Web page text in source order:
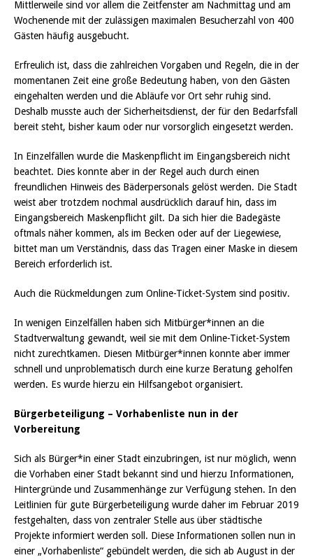
Mittlerweile sind vor allem die Zeitfenster am Nachmittag und am
Wochenende mit der zulässigen maximalen Besucherzahl von 400
Gästen häufig ausgebucht.
Erfreulich ist, dass die zahlreichen Vorgaben und Regeln, die in der
momentanen Zeit eine große Bedeutung haben, von den Gästen
eingehalten werden und die Abläufe vor Ort sehr ruhig sind.
Deshalb musste auch der Sicherheitsdienst, der für den Bedarfsfall
bereit steht, bisher kaum oder nur vorsorglich eingesetzt werden.
In Einzelfällen wurde die Maskenpflicht im Eingangsbereich nicht
beachtet. Dies konnte aber in der Regel auch durch einen
freundlichen Hinweis des Bäderpersonals gelöst werden. Die Stadt
weist aber trotzdem nochmal ausdrücklich darauf hin, dass im
Eingangsbereich Maskenpflicht gilt. Da sich hier die Badegäste
oftmals näher kommen, als im Becken oder auf der Liegewiese,
bittet man um Verständnis, dass das Tragen einer Maske in diesem
Bereich erforderlich ist.
Auch die Rückmeldungen zum Online-Ticket-System sind positiv.
In wenigen Einzelfällen haben sich Mitbürger*innen an die
Stadtverwaltung gewandt, weil sie mit dem Online-Ticket-System
nicht zurechtkamen. Diesen Mitbürger*innen konnte aber immer
schnell und unproblematisch durch eine kurze Beratung geholfen
werden. Es wurde hierzu ein Hilfsangebot organisiert.
Bürgerbeteiligung – Vorhabenliste nun in der
Vorbereitung
Sich als Bürger*in einer Stadt einzubringen, ist nur möglich, wenn
die Vorhaben einer Stadt bekannt sind und hierzu Informationen,
Hintergründe und Zusammenhänge zur Verfügung stehen. In den
Leitlinien für gute Bürgerbeteiligung wurde daher im Februar 2019
festgehalten, dass von zentraler Stelle aus über städtische
Projekte informiert werden soll. Diese Informationen sollen nun in
einer „Vorhabenliste“ gebündelt werden, die sich ab August in der